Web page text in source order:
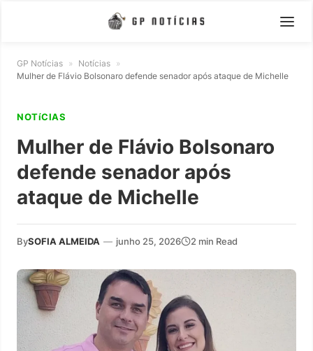
GP Notícias » Notícias »
Mulher de Flávio Bolsonaro defende senador após ataque de Michelle
NOTíCIAS
Mulher de Flávio Bolsonaro
defende senador após
ataque de Michelle
BySOFIA ALMEIDA — junho 25, 2026 2 min Read